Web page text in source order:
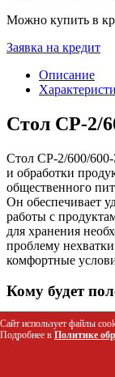
Можно купить в
Заявка на кредит
Описание
Стол СР-2/
Стол СР-2/600/600-
и обработки
общественного
Он обеспечивает
работы с
для хранения
проблему
комфортные
Кому будет
Повара и
Персонал
Сайт использует файлы
Подробнее в Политике